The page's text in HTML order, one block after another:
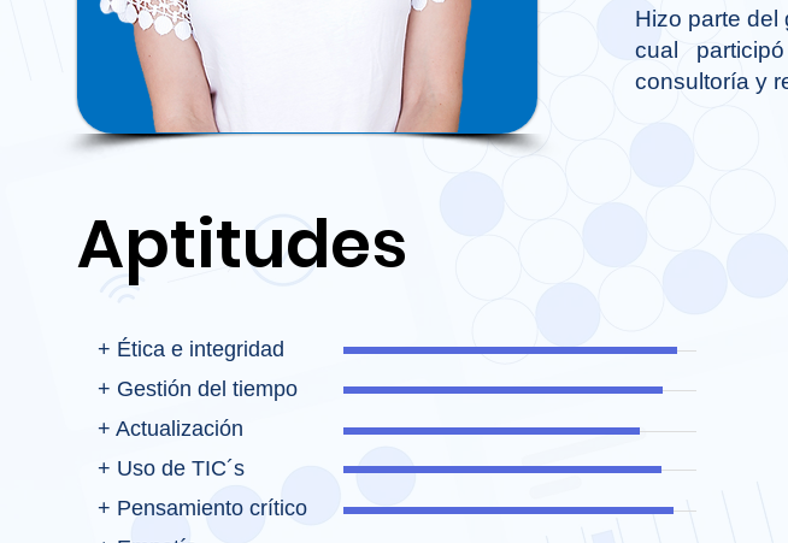
Hizo parte del
cual
consultoría y
Aptitudes
+ Ética e integridad
+ Gestión del tiempo
+ Actualización
+ Uso de TIC´s
+ Pensamiento crítico